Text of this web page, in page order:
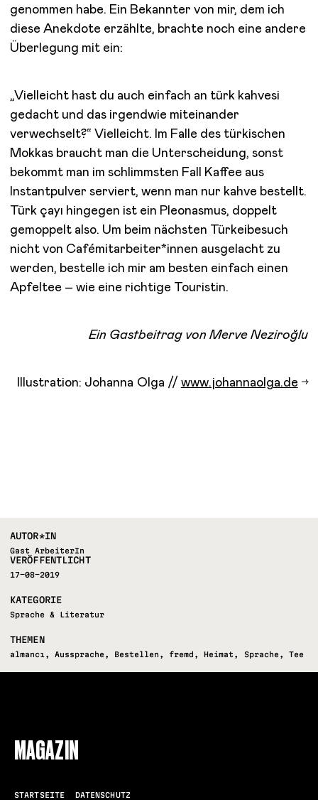
genommen habe. Ein Bekannter von mir, dem ich
diese Anekdote erzählte, brachte noch eine andere
Überlegung mit ein:
„Vielleicht hast du auch einfach an türk kahvesi
gedacht und das irgendwie miteinander
verwechselt?“ Vielleicht. Im Falle des türkischen
Mokkas braucht man die Unterscheidung, sonst
bekommt man im schlimmsten Fall Kaffee aus
Instantpulver serviert, wenn man nur kahve bestellt.
Türk çayı hingegen ist ein Pleonasmus, doppelt
gemoppelt also. Um beim nächsten Türkeibesuch
nicht von Cafémitarbeiter*innen ausgelacht zu
werden, bestelle ich mir am besten einfach einen
Apfeltee – wie eine richtige Touristin.
Ein Gastbeitrag von Merve Neziroğlu
Illustration: Johanna Olga // www.johannaolga.de
AUTOR*IN
Gast ArbeiterIn
VERÖFFENTLICHT
17-08-2019
KATEGORIE
Sprache & Literatur
THEMEN
almancı ,Aussprache , Bestellen , fremd ,Heimat , Sprache , Tee
MAGAZIN
STARTSEITE DATENSCHUTZ